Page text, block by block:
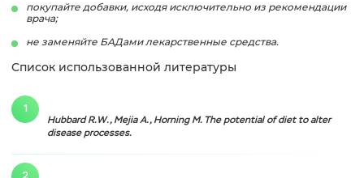
покупайте добавки, исходя исключительно из рекомендации
врача;
не заменяйте БАДами лекарственные средства.
Список использованной литературы
Hubbard R.W., Mejia A., Horning М. The potential of diet to alter
disease processes.